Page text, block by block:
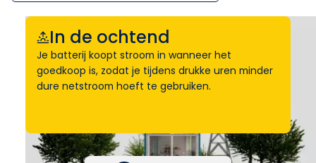
In de ochtend
Je batterij koopt stroom in wanneer het
goedkoop is, zodat je tijdens drukke uren minder
dure netstroom hoeft te gebruiken.